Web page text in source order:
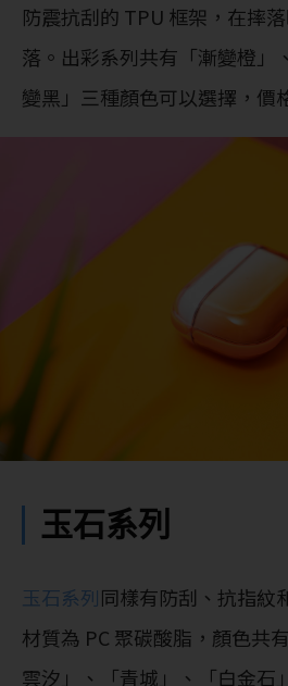
防震抗刮的 TPU 框架，在摔
落。出彩系列共有「漸變橙」
變黑」三種顏色可以選擇，價
玉石系列
玉石系列同樣有防刮、抗指紋
材質為 PC 聚碳酸脂，顏色共
雲汐」、「青城」、「白金石